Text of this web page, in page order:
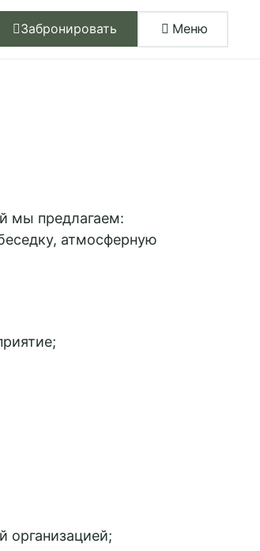
Забронировать Меню
Забронировать
РЕСТОРАН
МЕРОПРИЯТИЯ
мы предлагаем:
атмосферную
организацией;